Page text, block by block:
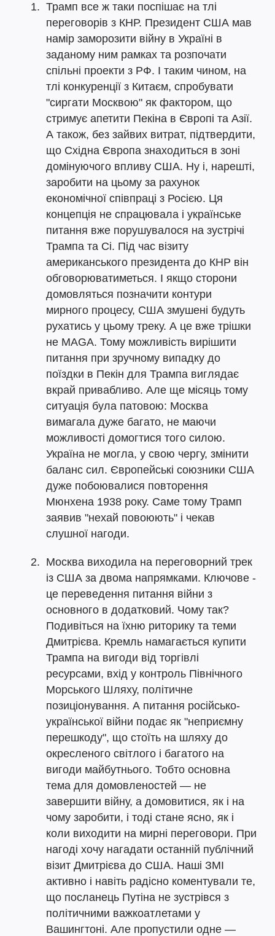
Трамп все ж таки поспішає на тлі
переговорів з КНР. Президент США мав
намір заморозити війну в Україні в
заданому ним рамках та розпочати
спільні проекти з РФ. І таким чином, на
тлі конкуренції з Китаєм, спробувати
"сиргати Москвою" як фактором, що
стримує апетити Пекіна в Європі та Азії.
А також, без зайвих витрат, підтвердити,
що Східна Європа знаходиться в зоні
домінуючого впливу США. Ну і, нарешті,
заробити на цьому за рахунок
економічної співпраці з Росією. Ця
концепція не спрацювала і українське
питання вже порушувалося на зустрічі
Трампа та Сі. Під час візиту
американського президента до КНР він
обговорюватиметься. І якщо сторони
домовляться позначити контури
мирного процесу, США змушені будуть
рухатись у цьому треку. А це вже трішки
не MAGA. Тому можливість вирішити
питання при зручному випадку до
поїздки в Пекін для Трампа виглядає
вкрай привабливо. Але ще місяць тому
ситуація була патовою: Москва
вимагала дуже багато, не маючи
можливості домогтися того силою.
Україна не могла, у свою чергу, змінити
баланс сил. Європейські союзники США
дуже побоювалися повторення
Мюнхена 1938 року. Саме тому Трамп
заявив "нехай повоюють" і чекав
слушної нагоди.
Москва виходила на переговорний трек
із США за двома напрямками. Ключове -
це переведення питання війни з
основного в додатковий. Чому так?
Подивіться на їхню риторику та теми
Дмитрієва. Кремль намагається купити
Трампа на вигоди від торгівлі
ресурсами, вхід у контроль Північного
Морського Шляху, політичне
позиціонування. А питання російсько-
української війни подає як "неприємну
перешкоду", що стоїть на шляху до
окресленого світлого і багатого на
вигоди майбутнього. Тобто основна
тема для домовленостей — не
завершити війну, а домовитися, як і на
чому заробити, і тоді стане ясно, як і
коли виходити на мирні переговори. При
нагоді хочу нагадати останній публічний
візит Дмитрієва до США. Наші ЗМІ
активно і навіть радісно коментували те,
що посланець Путіна не зустрівся з
політичними важкоатлетами у
Вашингтоні. Але пропустили одне —